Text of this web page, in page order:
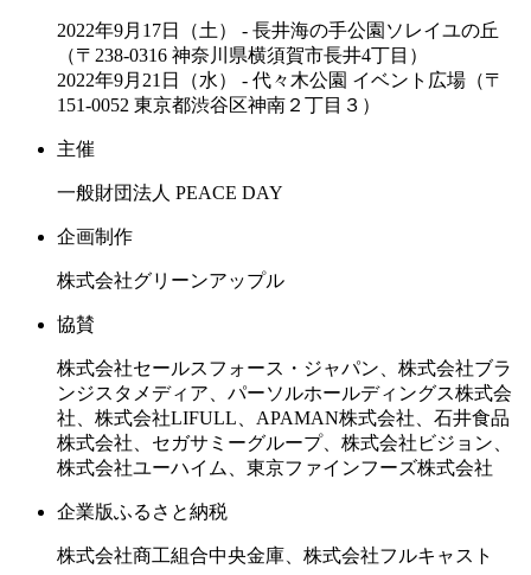
2022年9月17日（土） - 長井海の手公園ソレイユの丘
（〒238-0316 神奈川県横須賀市長井4丁目）
2022年9月21日（水） - 代々木公園 イベント広場（〒
151-0052 東京都渋谷区神南２丁目３）
主催
一般財団法人 PEACE DAY
企画制作
株式会社グリーンアップル
協賛
株式会社セールスフォース・ジャパン、株式会社ブラ
ンジスタメディア、パーソルホールディングス株式会
社、株式会社LIFULL、APAMAN株式会社、石井食品
株式会社、セガサミーグループ、株式会社ビジョン、
株式会社ユーハイム、東京ファインフーズ株式会社
企業版ふるさと納税
株式会社商工組合中央金庫、株式会社フルキャスト